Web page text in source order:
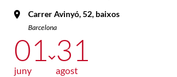
Carrer Avinyó, 52, baixos
Barcelona
01
juny
31
agost